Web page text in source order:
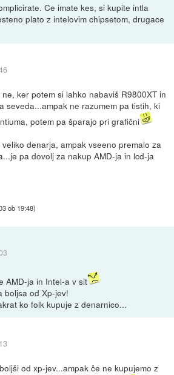
Ce imate kes, si kupite intla
plato z intelovim chipsetom, drugace
ker potem si lahko nabaviš R9800XT in
seveda...ampak ne razumem pa tistih, ki
potem pa šparajo pri grafični
denarja, ampak vseeno premalo za
pa dovolj za nakup AMD-ja in lcd-ja
ob 19:48)
AMD-ja in Intel-a v sit
boljsa od Xp-jev!
ko folk kupuje z denarnico...
od xp-jev...ampak če ne kupujemo z